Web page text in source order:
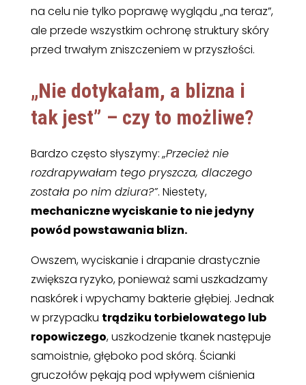
na celu nie tylko poprawę wyglądu „na teraz”,
ale przede wszystkim ochronę struktury skóry
przed trwałym zniszczeniem w przyszłości.
„Nie dotykałam, a blizna i
tak jest” – czy to możliwe?
Bardzo często słyszymy:„Przecież nie
rozdrapywałam tego pryszcza, dlaczego
została po nim dziura?”. Niestety,
mechaniczne wyciskanie to nie jedyny
powód powstawania blizn.
Owszem, wyciskanie i drapanie drastycznie
zwiększa ryzyko, ponieważ sami uszkadzamy
naskórek i wpychamy bakterie głębiej. Jednak
w przypadku trądziku torbielowatego lub
ropowiczego, uszkodzenie tkanek następuje
samoistnie, głęboko pod skórą. Ścianki
gruczołów pękają pod wpływem ciśnienia